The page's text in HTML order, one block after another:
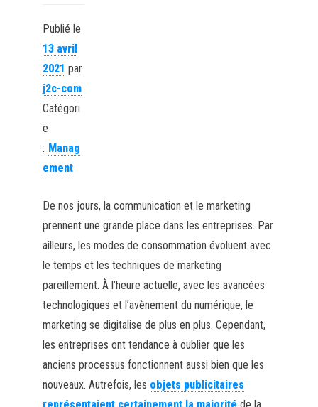
Publié le
13 avril
2021 par
j2c-com
Catégori
e
: Manag
ement
De nos jours, la communication et le marketing
prennent une grande place dans les entreprises. Par
ailleurs, les modes de consommation évoluent avec
le temps et les techniques de marketing
pareillement. À l’heure actuelle, avec les avancées
technologiques et l’avènement du numérique, le
marketing se digitalise de plus en plus. Cependant,
les entreprises ont tendance à oublier que les
anciens processus fonctionnent aussi bien que les
nouveaux. Autrefois, les objets publicitaires